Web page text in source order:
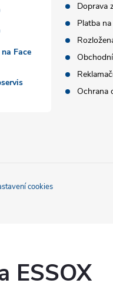
Face
Doprava
Platba
Ochrana
cookies
ESSOX